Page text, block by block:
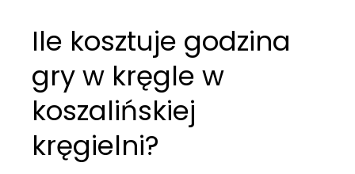
Ile kosztuje godzina
gry w kręgle w
koszalińskiej
kręgielni?